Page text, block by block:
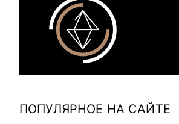
ПОПУЛЯРНОЕ НА САЙТЕ